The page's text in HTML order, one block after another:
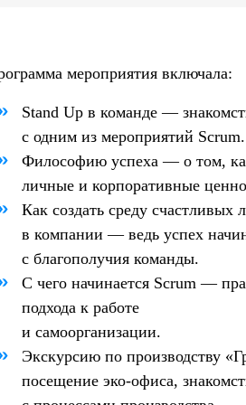
мероприятия включала:
Stand Up в команде —
с одним из мероприятий Scrum.
Философию успеха — о том,
личные и корпоративные
Как создать среду счастливых
в компании — ведь успех
с благополучия команды.
С чего начинается Scrum —
подхода к работе
и самоорганизации.
Экскурсию по производству
посещение эко-офиса,